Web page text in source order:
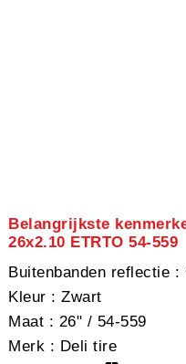
Belangrijkste
26x2.10 ETRTO 54-559
Buitenbanden reflectie :
Kleur : Zwart
Maat : 26" / 54-559
Merk : Deli tire